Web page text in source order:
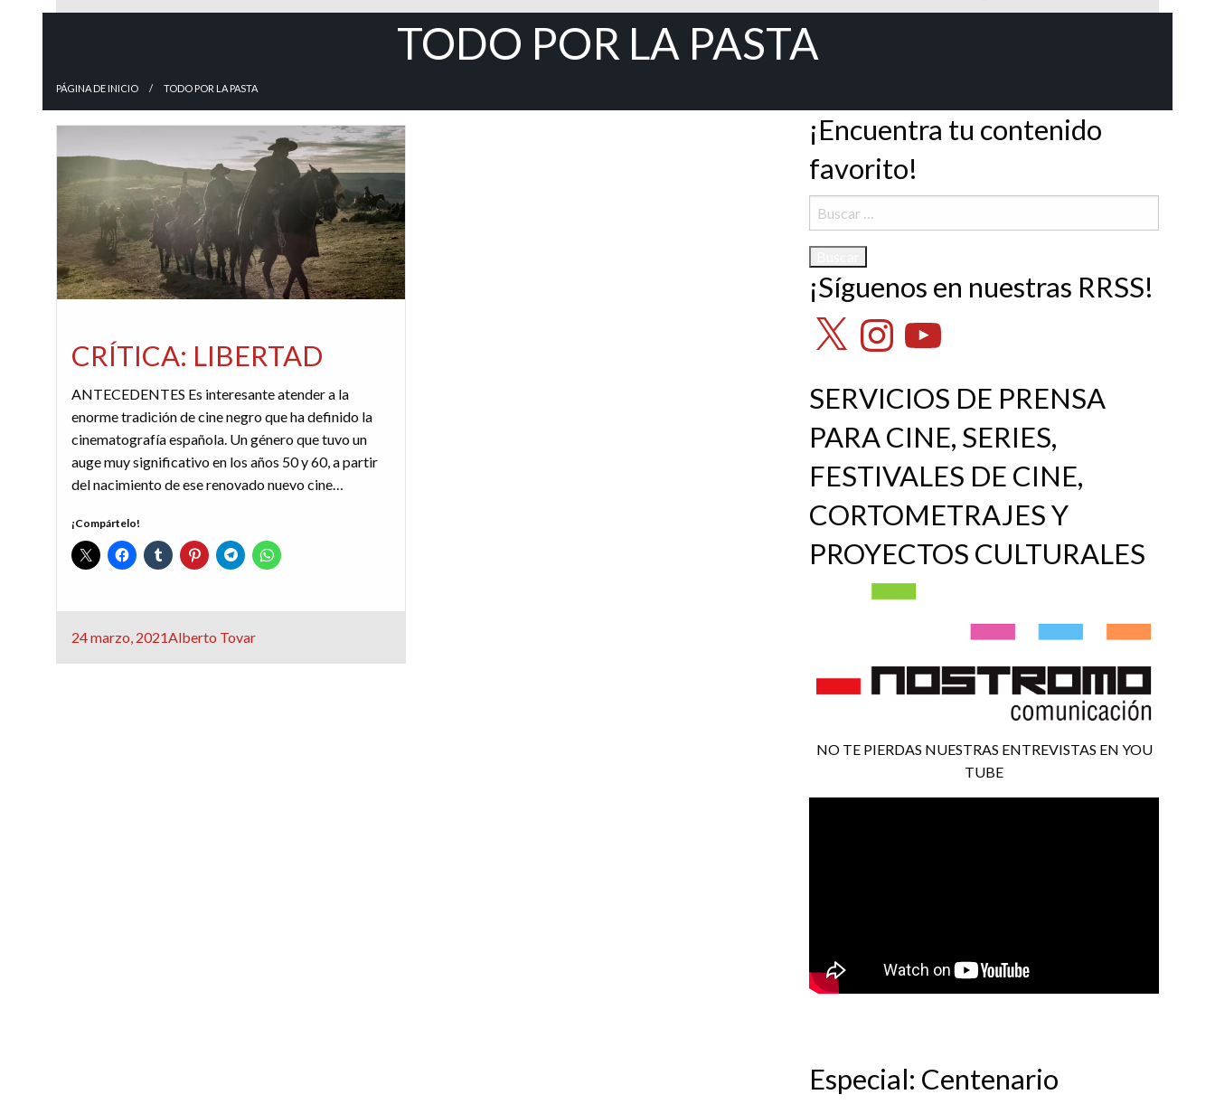
TODO POR LA PASTA
PÁGINA DE INICIO TODO POR LA PASTA
CRÍTICA: LIBERTAD
ANTECEDENTES Es interesante atender a la
enorme tradición de cine negro que ha definido la
cinematografía española. Un género que tuvo un
auge muy significativo en los años 50 y 60, a partir
del nacimiento de ese renovado nuevo cine…
¡Compártelo!
Publicado
24 marzo, 2021Alberto Tovar
¡Encuentra tu contenido
favorito!
Buscar:
¡Síguenos en nuestras RRSS!
X InstagramYouTube
SERVICIOS DE PRENSA
PARA CINE, SERIES,
FESTIVALES DE CINE,
CORTOMETRAJES Y
PROYECTOS CULTURALES
NO TE PIERDAS NUESTRAS ENTREVISTAS EN YOU
TUBE
Especial: Centenario